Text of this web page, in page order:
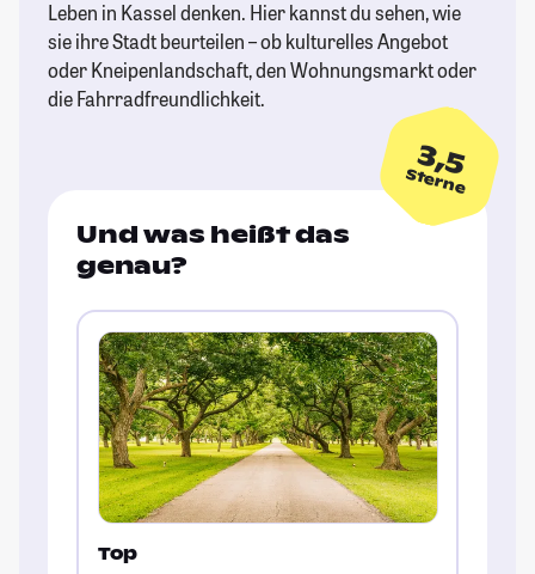
Leben in Kassel denken. Hier kannst du sehen, wie
sie ihre Stadt beurteilen – ob kulturelles Angebot
oder Kneipenlandschaft, den Wohnungsmarkt oder
die Fahrradfreundlichkeit.
3,5
Sterne
Und was heißt das
genau?
Top